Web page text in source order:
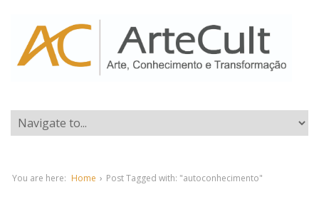
You are here: Home › Post Tagged with: "autoconhecimento"